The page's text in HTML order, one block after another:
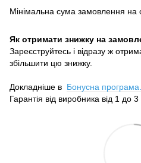
Мінімальна сума замовлення на
Як отримати знижку на
Зареєструйтесь і відразу ж
збільшити цю знижку.
Докладніше в Бонусна програма.
Гарантія від виробника від 1 до 3